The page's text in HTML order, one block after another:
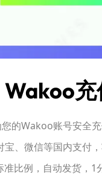
Wakoo充
您的Wakoo账号安全
宝、微信等国内支付
准比例，自动发货，1